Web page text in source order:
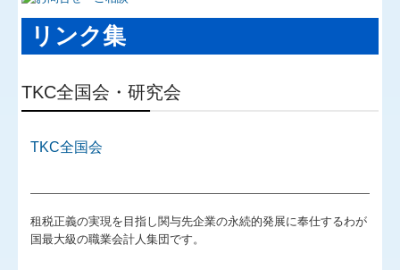
アクセス
料金について
関連リンク
リンク集
TKC全国会・研究会
TKC全国会
租税正義の実現を目指し関与先企業の永続的発展に奉仕するわが
国最大級の職業会計人集団です。